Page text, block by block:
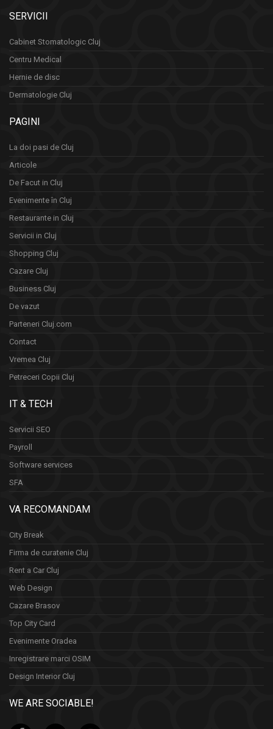
SERVICII
Cabinet Stomatologic Cluj
Centru Medical
Hernie de disc
Dermatologie Cluj
PAGINI
La doi pasi de Cluj
Articole
De Facut in Cluj
Evenimente în Cluj
Restaurante in Cluj
Servicii in Cluj
Shopping Cluj
Cazare Cluj
Business Cluj
De vazut
Parteneri Cluj.com
Contact
Vremea Cluj
Petreceri Copii Cluj
IT & TECH
Servicii SEO
Payroll
Software services
SFA
VA RECOMANDAM
City Break
Firma de curatenie Cluj
Rent a Car Cluj
Web Design
Cazare Brasov
Top City Card
Evenimente Oradea
Inregistrare marci OSIM
Design Interior Cluj
WE ARE SOCIABLE!